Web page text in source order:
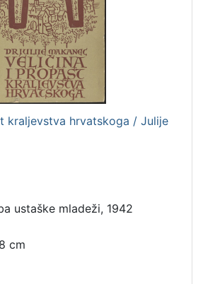
kraljevstva hrvatskoga / Julije
ustaške mladeži, 1942
cm